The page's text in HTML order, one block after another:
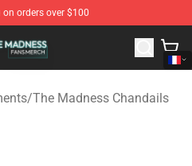
orders over $100
The Madness Merchandise
/The Madness Chandails